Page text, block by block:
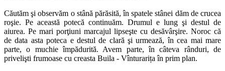
Căutăm şi observăm o stână părăsită, în spatele stânei dăm de crucea
roşie. Pe această potecă continuăm. Drumul e lung şi destul de
aiurea. Pe mari porţiuni marcajul lipseşte cu desăvârşire. Noroc că
de data asta poteca e destul de clară şi urmează, în cea mai mare
parte, o muchie împădurită. Avem parte, în câteva rânduri, de
privelişti frumoase cu creasta Buila - Vînturarița în prim plan.